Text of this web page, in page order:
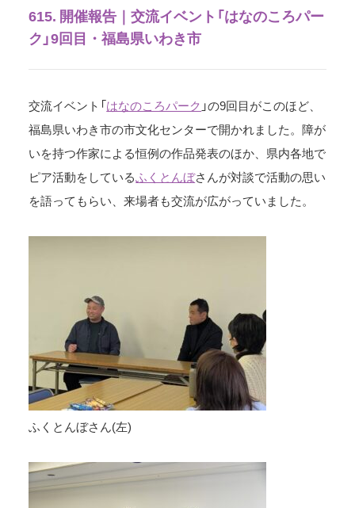
615. 開催報告｜交流イベント「はなのころパー
ク」9回目・福島県いわき市
交流イベント「はなのころパーク 」の9回目がこのほど、
福島県いわき市の市文化センターで開かれました。障が
いを持つ作家による恒例の作品発表のほか、県内各地で
ピア活動をしているふくとんぼさんが対談で活動の思い
を語ってもらい、来場者も交流が広がっていました。
ふくとんぼさん(左)